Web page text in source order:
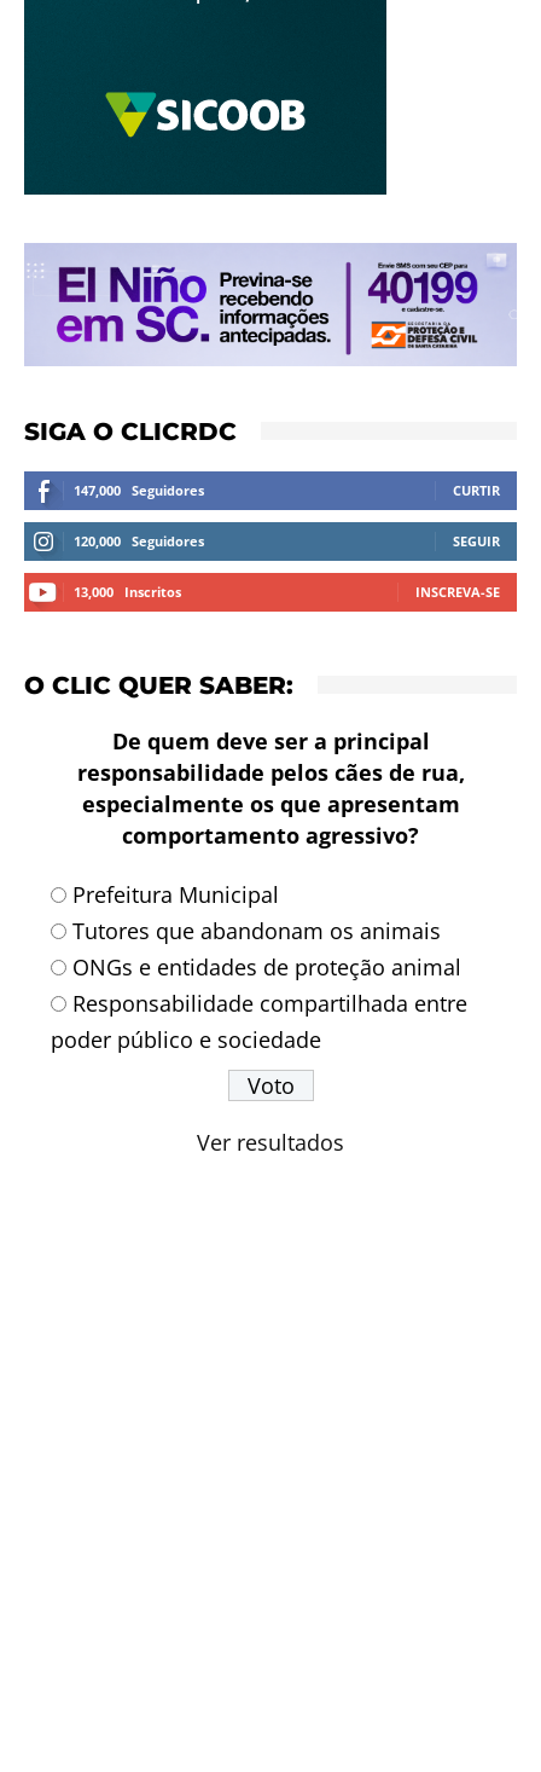
SIGA O CLICRDC
147,000 Seguidores CURTIR
120,000 Seguidores SEGUIR
13,000 Inscritos INSCREVA-SE
O CLIC QUER SABER:
De quem deve ser a principal
responsabilidade pelos cães de rua,
especialmente os que apresentam
comportamento agressivo?
Prefeitura Municipal
Tutores que abandonam os animais
ONGs e entidades de proteção animal
Responsabilidade compartilhada entre
poder público e sociedade
Ver resultados